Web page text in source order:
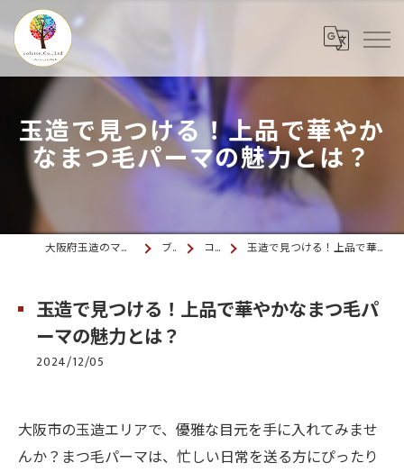
玉造で見つける！上品で華やか
なまつ毛パーマの魅力とは？
大阪府玉造のマツエクならcolette. 玉造 ブログ コラム 玉造で見つける！上品で華やかなまつ毛パーマの魅力とは？
玉造で見つける！上品で華やかなまつ毛パ
ーマの魅力とは？
2024/12/05
大阪市の玉造エリアで、優雅な目元を手に入れてみませ
んか？まつ毛パーマは、忙しい日常を送る方にぴったり